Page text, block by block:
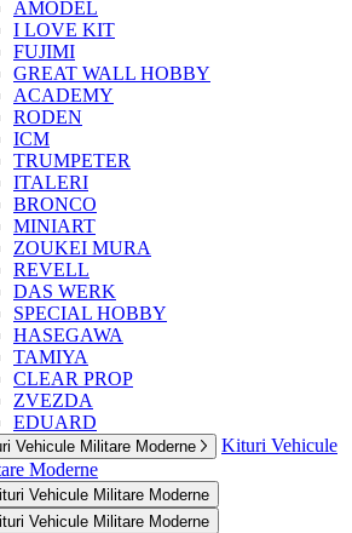
AMODEL
I LOVE KIT
FUJIMI
GREAT WALL HOBBY
ACADEMY
RODEN
ICM
TRUMPETER
ITALERI
BRONCO
MINIART
ZOUKEI MURA
REVELL
DAS WERK
SPECIAL HOBBY
HASEGAWA
TAMIYA
CLEAR PROP
ZVEZDA
EDUARD
Vehicule Militare Moderne
Kituri Vehicule
Moderne
Vehicule Militare Moderne
Vehicule Militare Moderne